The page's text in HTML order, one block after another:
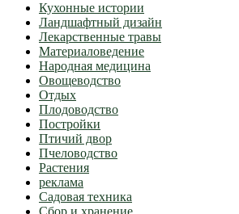
Кухонные истории
Ландшафтный дизайн
Лекарственные травы
Материаловедение
Народная медицина
Овощеводство
Отдых
Плодоводство
Постройки
Птичий двор
Пчеловодство
Растения
реклама
Садовая техника